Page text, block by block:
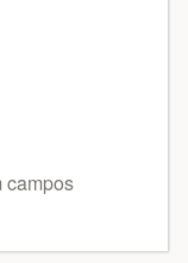
campos